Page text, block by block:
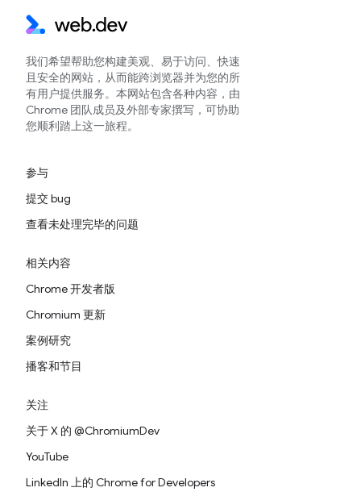
我们希望帮助您构建美观、易于访问、快速
且安全的网站，从而能跨浏览器并为您的所
有用户提供服务。本网站包含各种内容，由
Chrome 团队成员及外部专家撰写，可协助
您顺利踏上这一旅程。
参与
提交 bug
查看未处理完毕的问题
相关内容
Chrome 开发者版
Chromium 更新
案例研究
播客和节目
关注
关于 X 的 @ChromiumDev
YouTube
LinkedIn 上的 Chrome for Developers